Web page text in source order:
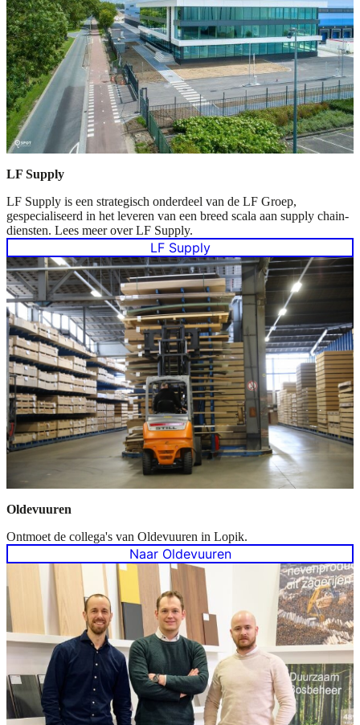
LF Supply
LF Supply is een strategisch onderdeel van de LF Groep,
gespecialiseerd in het leveren van een breed scala aan supply chain-
diensten. Lees meer over LF Supply.
LF Supply
Oldevuuren
Ontmoet de collega's van Oldevuuren in Lopik.
Naar Oldevuuren